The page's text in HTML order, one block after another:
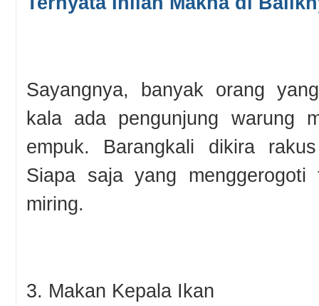
Sayangnya, banyak orang
kala ada pengunjung warung
empuk. Barangkali dikira
Siapa saja yang menggerogoti
miring.
3. Makan Kepala Ikan